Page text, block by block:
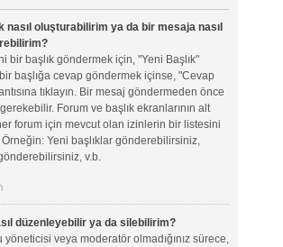
nasıl oluşturabilirim ya da bir mesaja nasıl
bir başlık göndermek için, "Yeni Başlık"
bir başlığa cevap göndermek içinse, "Cevap
tıklayın. Bir mesaj göndermeden önce
gerekebilir. Forum ve başlık ekranlarının alt
her forum için mevcut olan izinlerin bir listesini
Yeni başlıklar gönderebilirsiniz,
v.b.
düzenleyebilir ya da silebilirim?
yöneticisi veya moderatör olmadığınız sürece,